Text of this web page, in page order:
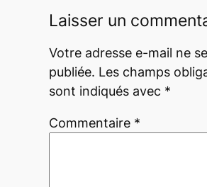
Laisser un
Votre adresse e-mail ne
publiée. Les champs
sont indiqués avec *
Commentaire *